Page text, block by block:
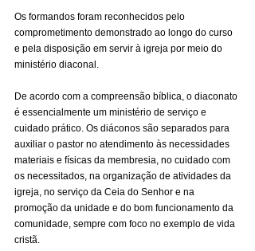
Os formandos foram reconhecidos pelo
comprometimento demonstrado ao longo do curso
e pela disposição em servir à igreja por meio do
ministério diaconal.
De acordo com a compreensão bíblica, o diaconato
é essencialmente um ministério de serviço e
cuidado prático. Os diáconos são separados para
auxiliar o pastor no atendimento às necessidades
materiais e físicas da membresia, no cuidado com
os necessitados, na organização de atividades da
igreja, no serviço da Ceia do Senhor e na
promoção da unidade e do bom funcionamento da
comunidade, sempre com foco no exemplo de vida
cristã.